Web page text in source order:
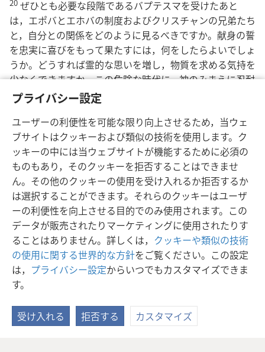
プライバシー設定
ユーザーの利便性を可能な限り向上させるため，当ウェ
ブサイトはクッキーおよび類似の技術を使用します。ク
ッキーの中には当ウェブサイトが機能するために必須の
ものもあり，そのクッキーを拒否することはできませ
ん。その他のクッキーの使用を受け入れるか拒否するか
は選択することができます。それらのクッキーはユーザ
ーの利便性を向上させる目的でのみ使用されます。この
データが販売されたりマーケティングに使用されたりす
ることはありません。詳しくは， クッキーや類似の技術
の使用に関する世界的な方針をご覧ください。この設定
は， プライバシー設定からいつでもカスタマイズできま
す。
受け入れる 拒否する カスタマイズ
20 ぜひとも必要な段階であるバプテスマを受けたあと
は，エポバとエホバの制度およびクリスチャンの兄弟たち
と，自分との関係をどのように見るべきですか。献身の誓
を忠実に喜びをもって果たすには，何をしたらよいでしょ
うか。どうすれば霊的な思いを増し，物質を求める気持を
少なくできますか。この危険な時代に，神のみまえに忍耐
して忠実に歩みつづけるためにいっそう円熟するには，ど
んな道を追い求めるべきですか。これらの質問に対する答
は，次の記事にゆずることにしましょう。